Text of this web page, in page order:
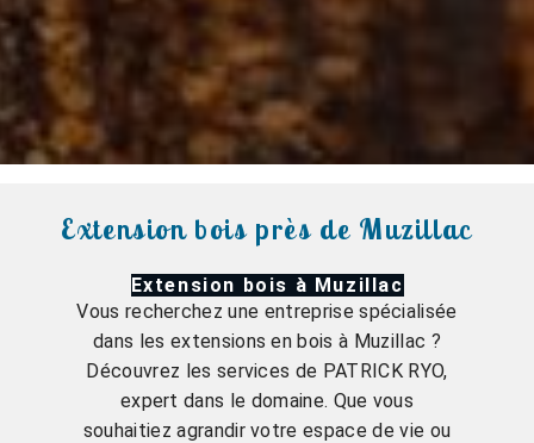
Extension bois près de Muzillac
Extension bois à Muzillac
Vous recherchez une entreprise spécialisée
dans les extensions en bois à Muzillac ?
Découvrez les services de PATRICK RYO,
expert dans le domaine. Que vous
souhaitiez agrandir votre espace de vie ou